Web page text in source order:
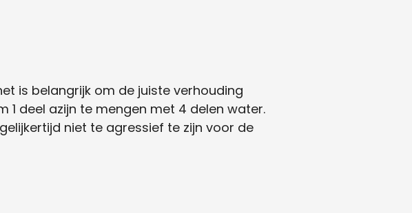
is belangrijk om de juiste verhouding
1 deel azijn te mengen met 4 delen water.
niet te agressief te zijn voor de